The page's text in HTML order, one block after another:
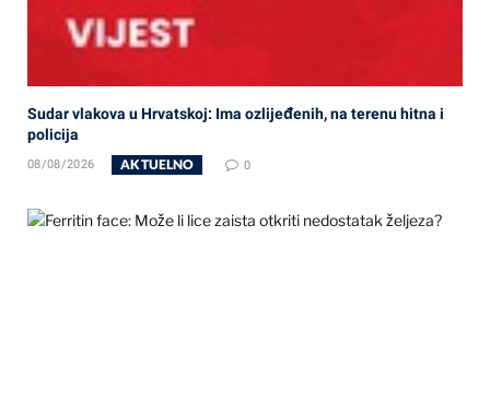
Sudar vlakova u Hrvatskoj: Ima ozlijeđenih, na terenu hitna i
policija
08/08/2026 AKTUELNO 0